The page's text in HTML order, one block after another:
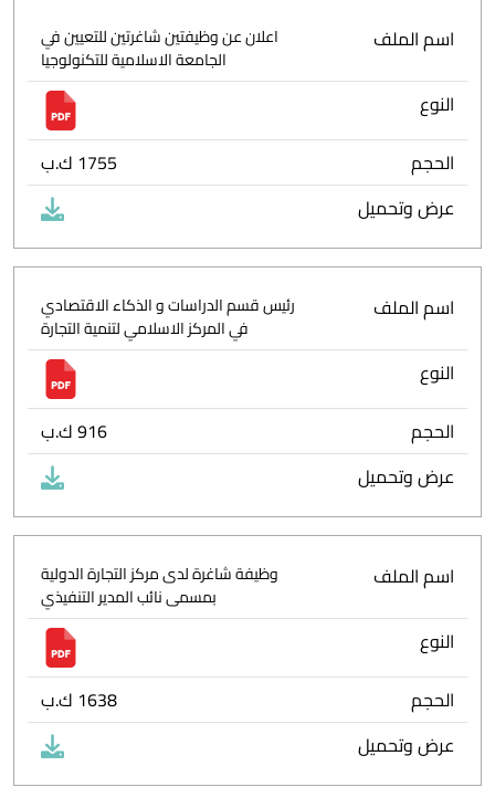
اسم الملف
اعلان عن وظيفتين شاغرتين للتعيين في
الجامعة الاسلامية للتكنولوجيا
النوع
الحجم
1755 ك.ب
عرض وتحميل
اسم الملف
رئيس قسم الدراسات و الذكاء الاقتصادي
في المركز الاسلامي لتنمية التجارة
النوع
الحجم
916 ك.ب
عرض وتحميل
اسم الملف
وظيفة شاغرة لدى مركز التجارة الدولية
بمسمى نائب المدير التنفيذي
النوع
الحجم
1638 ك.ب
عرض وتحميل